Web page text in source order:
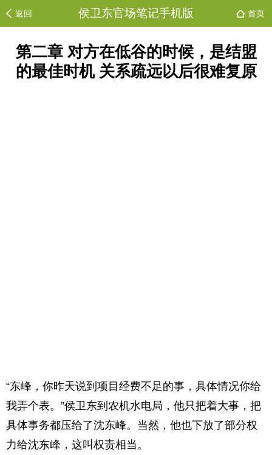
返回 侯卫东官场笔记手机版 首页
第二章 对方在低谷的时候，是结盟
的最佳时机 关系疏远以后很难复原
“东峰，你昨天说到项目经费不足的事，具体情况你给
我弄个表。”侯卫东到农机水电局，他只把着大事，把
具体事务都压给了沈东峰。当然，他也下放了部分权
力给沈东峰，这叫权责相当。